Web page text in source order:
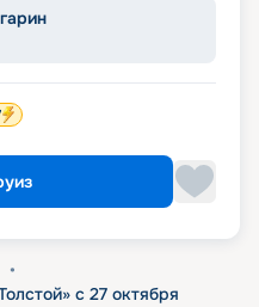
•
с 27 октября